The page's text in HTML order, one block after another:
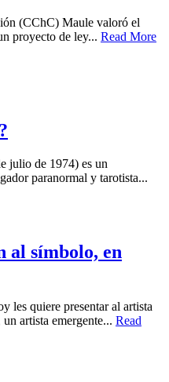
(CChC) Maule valoró el
proyecto de ley... Read More
julio de 1974) es un
paranormal y tarotista...
al símbolo, en
les quiere presentar al artista
artista emergente... Read